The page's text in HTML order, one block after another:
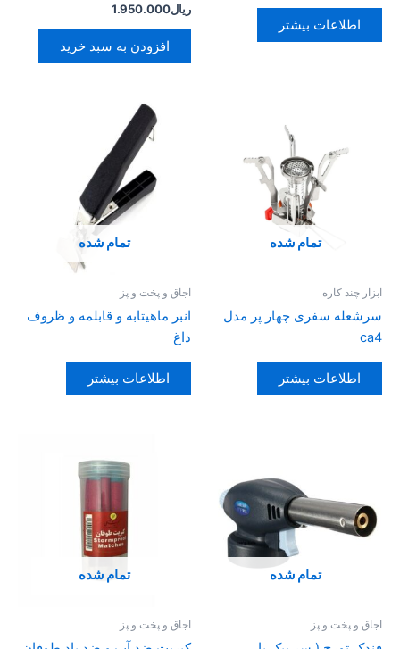
اطلاعات بیشتر
ریال1.950.000
افزودن به سبد خرید
تمام شده
ابزار چند کاره
سرشعله سفری چهار پر مدل
ca4
اطلاعات بیشتر
تمام شده
اجاق و پخت و پز
انبر ماهیتابه و قابلمه و ظروف
داغ
اطلاعات بیشتر
تمام شده
اجاق و پخت و پز
تمام شده
اجاق و پخت و پز